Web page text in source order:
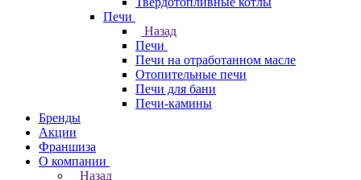
Печи
Назад
Печи
Печи на отработанном масле
Отопительные печи
Печи для бани
Печи-камины
Бренды
Акции
Франшиза
О компании
Назад